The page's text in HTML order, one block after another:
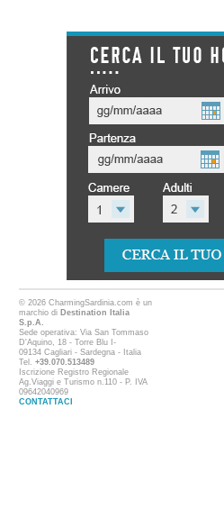
© 2026 CharmingSardinia.com è un
marchio diDestination Italia
S.p.A.
Sede operativa: Via San Tommaso
D'Aquino, 18 - Torre Blu I-
09134 Cagliari - Sardegna - Italia
Tel.+39.070.513489
Iscrizione Registro Regionale
Ag.Viaggi e Turismo n.110 - P. IVA
09642040969
CONTATTACI